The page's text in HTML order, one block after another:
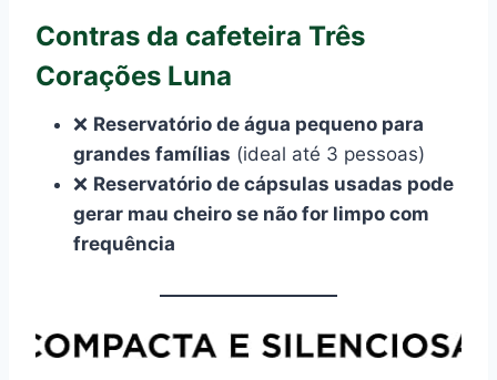
Contras da cafeteira Três
Corações Luna
❌ Reservatório de água pequeno para
grandes famílias (ideal até 3 pessoas)
❌ Reservatório de cápsulas usadas pode
gerar mau cheiro se não for limpo com
frequência